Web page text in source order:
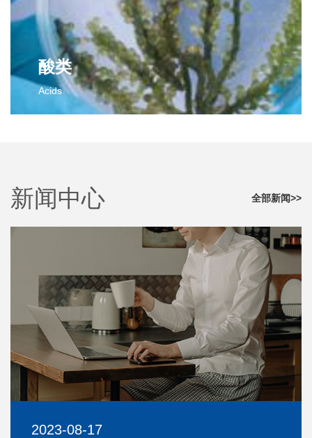
邻氟苯甲醛
间氟苯甲醛
间氯苯甲醛
更多>>
邻氟苯甲腈
间氟苯甲腈
间氯苯甲腈
对氯苯甲腈
对氟苯乙腈
邻氟苯乙腈
间氟苯乙腈
酸类
Acids
更多>>
新闻中心 全部新闻>>
2023-08-17